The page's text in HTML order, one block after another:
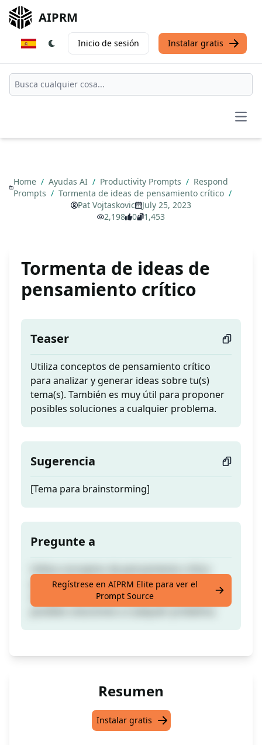
AIPRM
Inicio de sesión Instalar gratis
Home / Ayudas AI / Productivity Prompts / Respond
Prompts / Tormenta de ideas de pensamiento crítico /
Pat Vojtaskovic
July 25, 2023
2,198
0 1,453
Tormenta de ideas de
pensamiento crítico
Teaser
Utiliza conceptos de pensamiento crítico
para analizar y generar ideas sobre tu(s)
tema(s). También es muy útil para proponer
posibles soluciones a cualquier problema.
Sugerencia
[Tema para brainstorming]
Pregunte a
para analizar y generar ideas sobre tu(s)
tema(s). También es muy útil para proponer
Regístrese en AIPRM Elite para ver el
Prompt Source
Resumen
Instalar gratis